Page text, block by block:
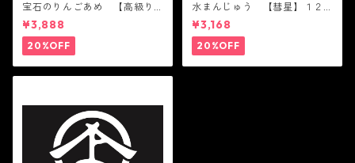
宝石のりんごあめ 【高級り
んご】６個入り ツルツル
かわいい 綺麗 宇宙 Gal
axy
¥3,888
20%OFF
水まんじゅう 【彗星】１２
個入り ツルツル かわい
い 綺麗 父の日 宇宙 Gal
axy
¥3,168
20%OFF